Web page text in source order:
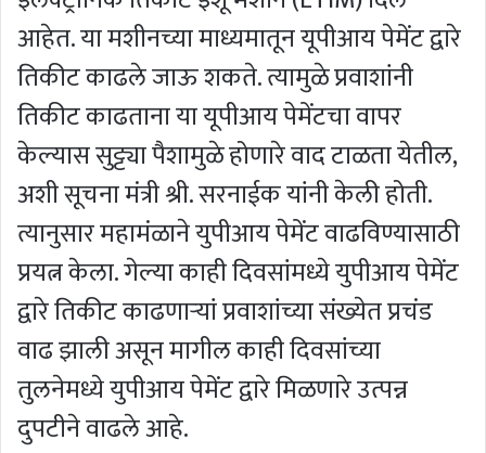
आहेत. या मशीनच्या माध्यमातून यूपीआय पेमेंट द्वारे
तिकीट काढले जाऊ शकते. त्यामुळे प्रवाशांनी
तिकीट काढताना या यूपीआय पेमेंटचा वापर
केल्यास सुट्ट्या पैशामुळे होणारे वाद टाळता येतील,
अशी सूचना मंत्री श्री. सरनाईक यांनी केली होती.
त्यानुसार महामंळाने युपीआय पेमेंट वाढविण्यासाठी
प्रयत्न केला. गेल्या काही दिवसांमध्ये युपीआय पेमेंट
द्वारे तिकीट काढणाऱ्यां प्रवाशांच्या संख्येत प्रचंड
वाढ झाली असून मागील काही दिवसांच्या
तुलनेमध्ये युपीआय पेमेंट द्वारे मिळणारे उत्पन्न
दुपटीने वाढले आहे.